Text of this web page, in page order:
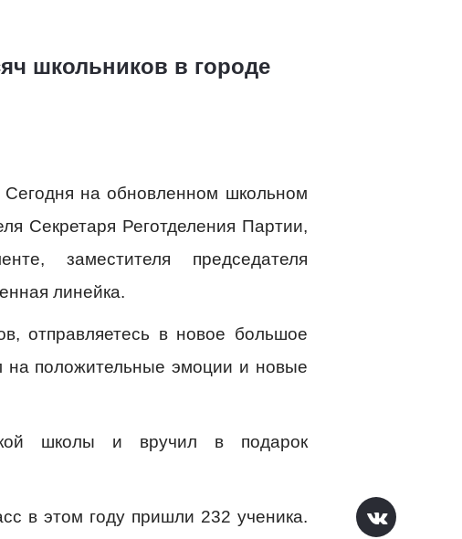
школьников в городе
на обновленном школьном
Секретаря Реготделения Партии,
заместителя председателя
линейка.
отправляетесь в новое большое
на положительные эмоции и новые
школы и вручил в подарок
в этом году пришли 232 ученика.